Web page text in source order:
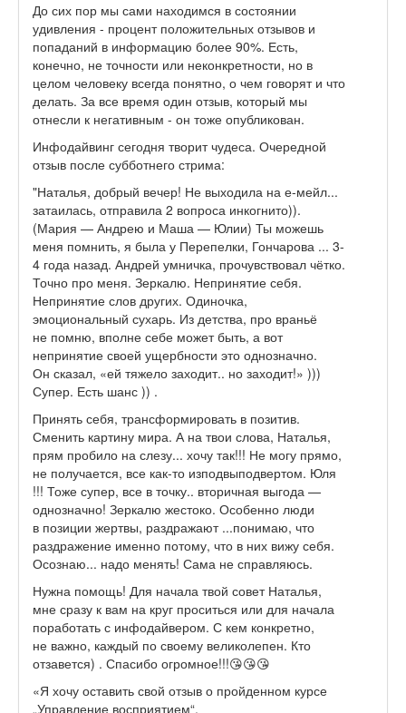
До сих пор мы сами находимся в состоянии
удивления - процент положительных отзывов и
попаданий в информацию более 90%. Есть,
конечно, не точности или неконкретности, но в
целом человеку всегда понятно, о чем говорят и что
делать. За все время один отзыв, который мы
отнесли к негативным - он тоже опубликован.
Инфодайвинг сегодня творит чудеса. Очередной
отзыв после субботнего стрима:
"Наталья, добрый вечер! Не выходила на е-мейл...
затаилась, отправила 2 вопроса инкогнито)).
(Мария — Андрею и Маша — Юлии) Ты можешь
меня помнить, я была у Перепелки, Гончарова ... 3-
4 года назад. Андрей умничка, прочувствовал чётко.
Точно про меня. Зеркалю. Непринятие себя.
Непринятие слов других. Одиночка,
эмоциональный сухарь. Из детства, про враньё
не помню, вполне себе может быть, а вот
непринятие своей ущербности это однозначно.
Он сказал, «ей тяжело заходит.. но заходит!» )))
Супер. Есть шанс )) .
Принять себя, трансформировать в позитив.
Сменить картину мира. А на твои слова, Наталья,
прям пробило на слезу... хочу так!!! Не могу прямо,
не получается, все как-то изподвыподвертом. Юля
!!! Тоже супер, все в точку.. вторичная выгода —
однозначно! Зеркалю жестоко. Особенно люди
в позиции жертвы, раздражают ...понимаю, что
раздражение именно потому, что в них вижу себя.
Осознаю... надо менять! Сама не справляюсь.
Нужна помощь! Для начала твой совет Наталья,
мне сразу к вам на круг проситься или для начала
поработать с инфодайвером. С кем конкретно,
не важно, каждый по своему великолепен. Кто
отзавется) . Спасибо огромное!!!😘😘😘
«Я хочу оставить свой отзыв о пройденном курсе
„Управление восприятием“.